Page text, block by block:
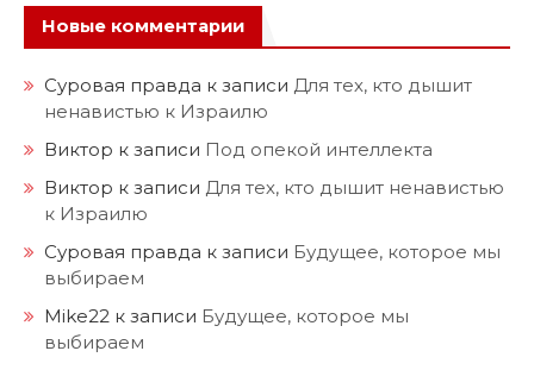
Новые комментарии
Суровая правда к записи Для тех, кто дышит
ненавистью к Израилю
Виктор к записи Под опекой интеллекта
Виктор к записи Для тех, кто дышит ненавистью
к Израилю
Суровая правда к записи Будущее, которое мы
выбираем
Mike22 к записи Будущее, которое мы
выбираем